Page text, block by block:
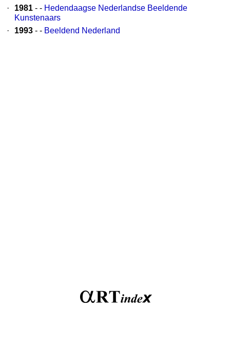
·
1981 - - Hedendaagse Nederlandse Beeldende
Kunstenaars
·
1993 - - Beeldend Nederland